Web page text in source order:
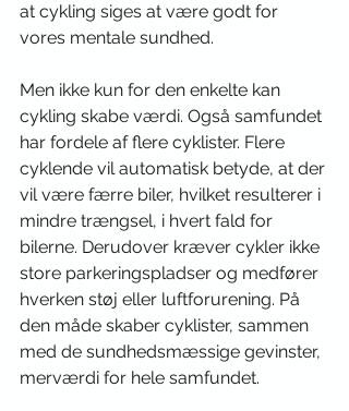
at cykling siges at være godt for
vores mentale sundhed.
Men ikke kun for den enkelte kan
cykling skabe værdi. Også samfundet
har fordele af flere cyklister. Flere
cyklende vil automatisk betyde, at der
vil være færre biler, hvilket resulterer i
mindre trængsel, i hvert fald for
bilerne. Derudover kræver cykler ikke
store parkeringspladser og medfører
hverken støj eller luftforurening. På
den måde skaber cyklister, sammen
med de sundhedsmæssige gevinster,
merværdi for hele samfundet.